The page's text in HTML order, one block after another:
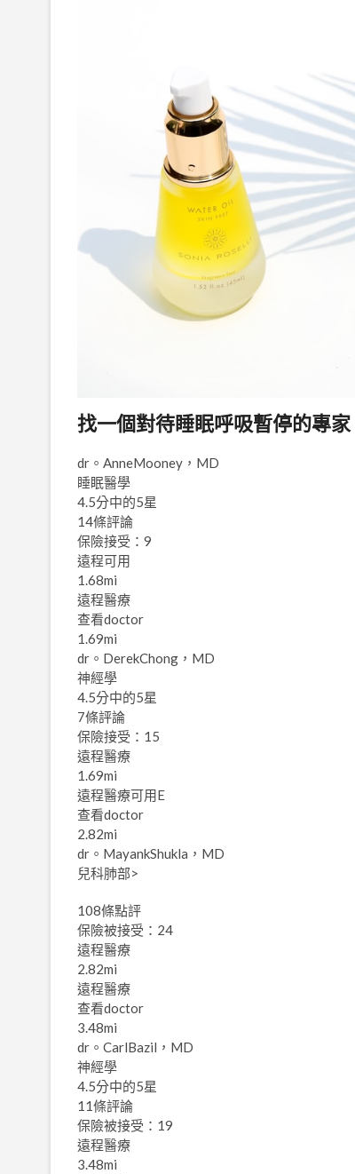
找一個對待睡眠呼吸暫停的專家
dr。AnneMooney，MD
睡眠醫學
4.5分中的5星
14條評論
保險接受：9
遠程可用
1.68mi
遠程醫療
查看doctor
1.69mi
dr。DerekChong，MD
神經學
4.5分中的5星
7條評論
保險接受：15
遠程醫療
1.69mi
遠程醫療可用E
查看doctor
2.82mi
dr。MayankShukla，MD
兒科肺部>
108條點評
保險被接受：24
遠程醫療
2.82mi
遠程醫療
查看doctor
3.48mi
dr。CarlBazil，MD
神經學
4.5分中的5星
11條評論
保險被接受：19
遠程醫療
3.48mi